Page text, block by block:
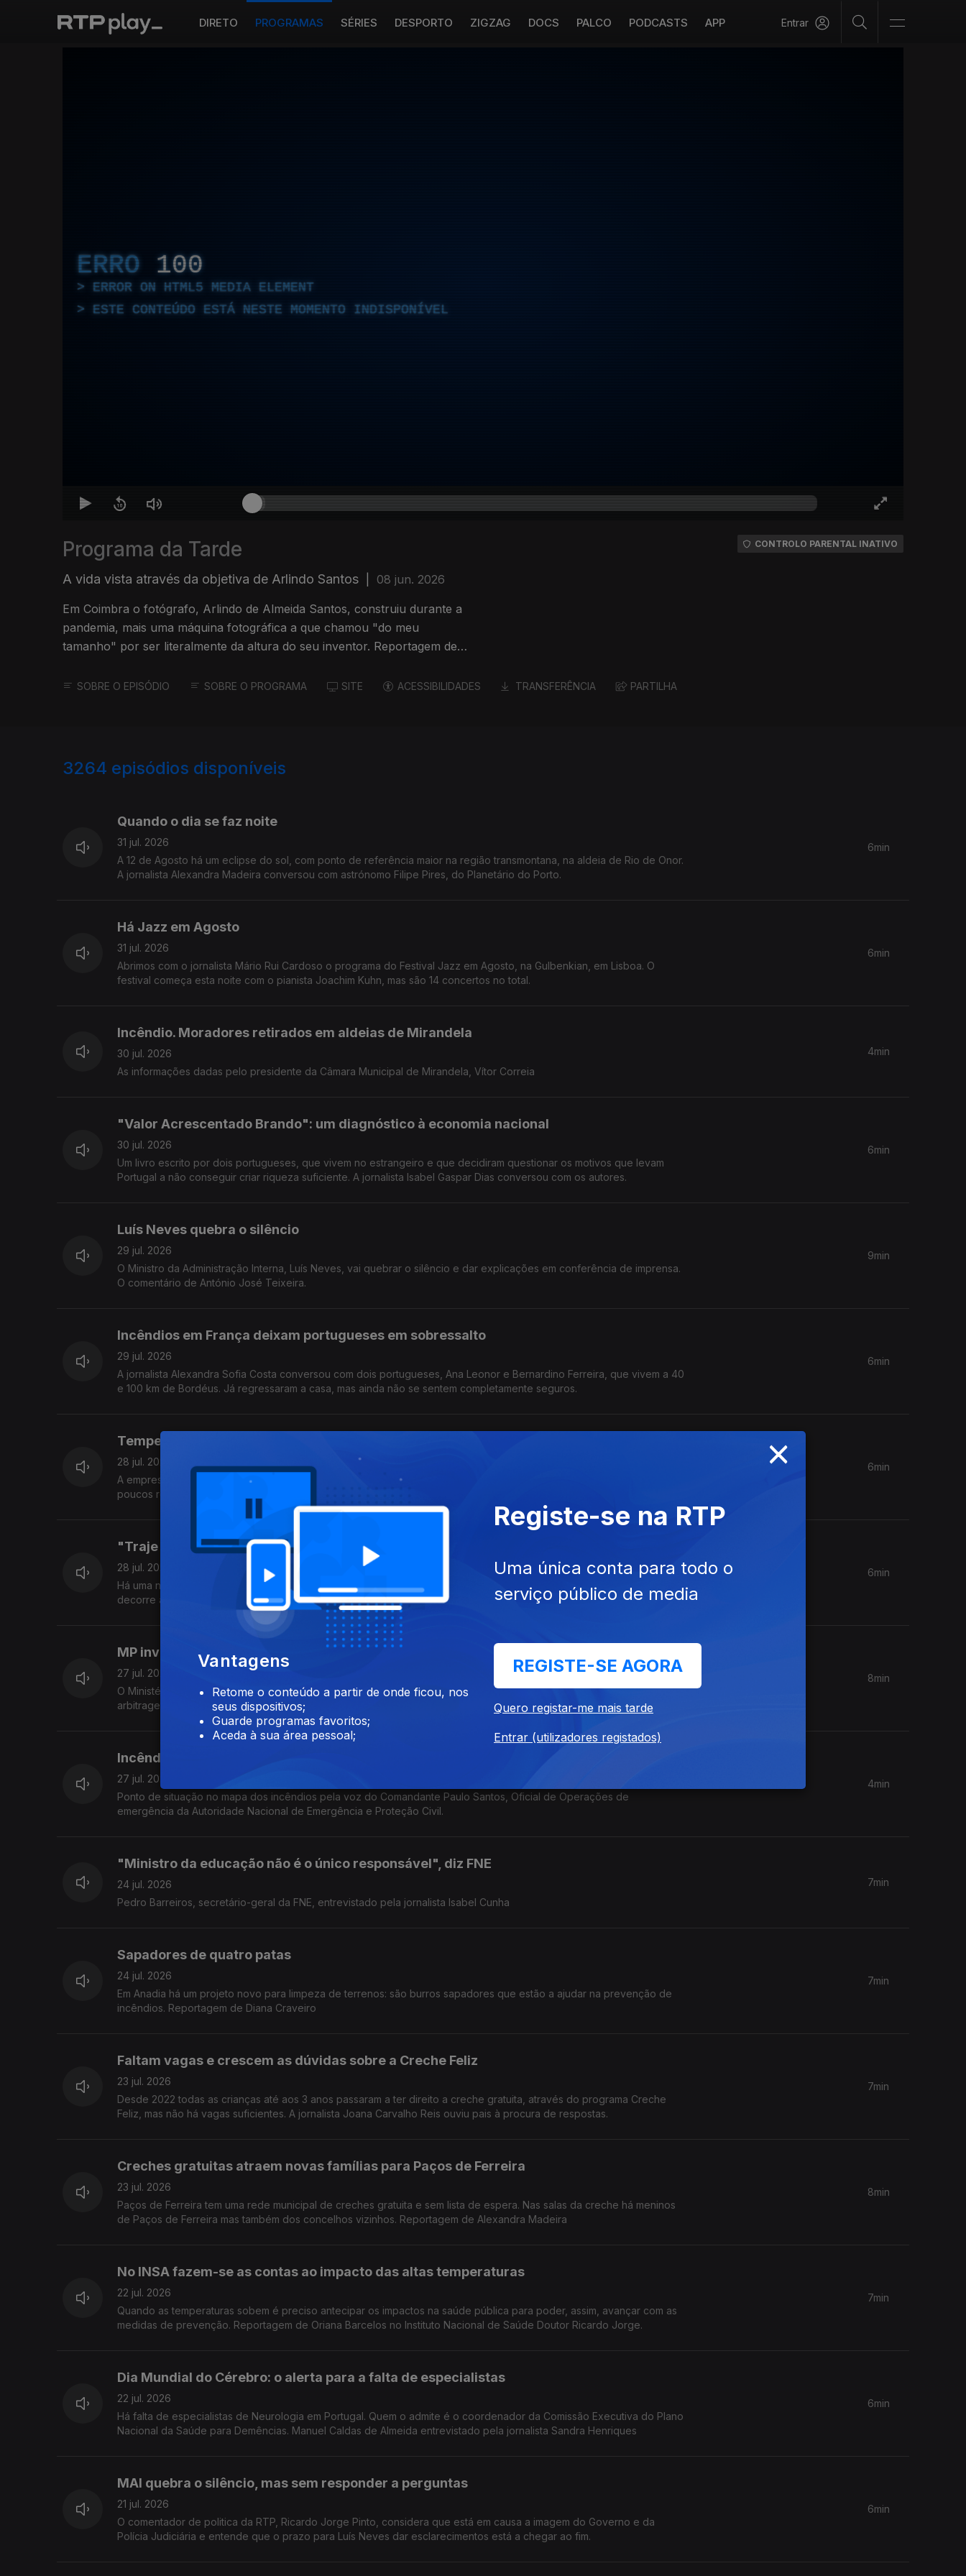
DIRETO PROGRAMAS SÉRIES DESPORTO ZIGZAG DOCS PALCO PODCASTS APP Entrar
ERRO 100
ERROR ON HTML5 MEDIA ELEMENT
ESTE CONTEÚDO ESTÁ NESTE MOMENTO INDISPONÍVEL
Programa da Tarde
A vida vista através da objetiva de Arlindo Santos 08 jun. 2026
Em Coimbra o fotógrafo, Arlindo de Almeida Santos, construiu durante a
pandemia, mais uma máquina fotográfica a que chamou "do meu
tamanho" por ser literalmente da altura do seu inventor. Reportagem de
CONTROLO PARENTAL INATIVO
SOBRE O EPISÓDIO SOBRE O PROGRAMA SITE ACESSIBILIDADES TRANSFERÊNCIA PARTILHA
3264 episódios disponíveis
Quando o dia se faz noite
31 jul. 2026
A 12 de Agosto há um eclipse do sol, com ponto de referência maior na região transmontana, na aldeia de Rio de Onor.
A jornalista Alexandra Madeira conversou com astrónomo Filipe Pires, do Planetário do Porto.
6min
Há Jazz em Agosto
31 jul. 2026
Abrimos com o jornalista Mário Rui Cardoso o programa do Festival Jazz em Agosto, na Gulbenkian, em Lisboa. O
festival começa esta noite com o pianista Joachim Kuhn, mas são 14 concertos no total.
6min
Incêndio. Moradores retirados em aldeias de Mirandela
30 jul. 2026
As informações dadas pelo presidente da Câmara Municipal de Mirandela, Vítor Correia
4min
"Valor Acrescentado Brando": um diagnóstico à economia nacional
30 jul. 2026
Um livro escrito por dois portugueses, que vivem no estrangeiro e que decidiram questionar os motivos que levam
Portugal a não conseguir criar riqueza suficiente. A jornalista Isabel Gaspar Dias conversou com os autores.
6min
Luís Neves quebra o silêncio
29 jul. 2026
O Ministro da Administração Interna, Luís Neves, vai quebrar o silêncio e dar explicações em conferência de imprensa.
O comentário de António José Teixeira.
9min
Incêndios em França deixam portugueses em sobressalto
29 jul. 2026
A jornalista Alexandra Sofia Costa conversou com dois portugueses, Ana Leonor e Bernardino Ferreira, que vivem a 40
e 100 km de Bordéus. Já regressaram a casa, mas ainda não se sentem completamente seguros.
6min
Tempestade Kristin ainda deixa marcas na Perfilcor 6 meses depois
28 jul. 2026
A empresa Perfilcor de alumínios, em Vermoil, no concelho de Pombal, ficou destruída com a tempestade Kristin. Aos
poucos regressaram ao trabalho mas ainda há muito trabalho a fazer. Reportagem de Horácio Antunes
6min
"Traje para Todos": uma exposição para ver com as mãos
28 jul. 2026
Há uma nova forma de descobrir o traje histórico, através do toque. Durante um mês no Museu Nacional dos Coches
decorre a exposição "Traje para Todos". Reportagem de Arlinda Brandão
6min
MP investiga arbitragem portuguesa
27 jul. 2026
O Ministério Público confirmou a existência de um inquérito a decorrer sobre alegadas interferências no setor da
arbitragem do futebol português. O comentário de Pedro Henriques, ex-jogador e comentador Antena1.
8min
Incêndios: o mapa nacional
27 jul. 2026
Ponto de situação no mapa dos incêndios pela voz do Comandante Paulo Santos, Oficial de Operações de
emergência da Autoridade Nacional de Emergência e Proteção Civil.
4min
"Ministro da educação não é o único responsável", diz FNE
24 jul. 2026
Pedro Barreiros, secretário-geral da FNE, entrevistado pela jornalista Isabel Cunha
7min
Sapadores de quatro patas
24 jul. 2026
Em Anadia há um projeto novo para limpeza de terrenos: são burros sapadores que estão a ajudar na prevenção de
incêndios. Reportagem de Diana Craveiro
7min
Faltam vagas e crescem as dúvidas sobre a Creche Feliz
23 jul. 2026
Desde 2022 todas as crianças até aos 3 anos passaram a ter direito a creche gratuita, através do programa Creche
Feliz, mas não há vagas suficientes. A jornalista Joana Carvalho Reis ouviu pais à procura de respostas.
7min
Creches gratuitas atraem novas famílias para Paços de Ferreira
23 jul. 2026
Paços de Ferreira tem uma rede municipal de creches gratuita e sem lista de espera. Nas salas da creche há meninos
de Paços de Ferreira mas também dos concelhos vizinhos. Reportagem de Alexandra Madeira
8min
No INSA fazem-se as contas ao impacto das altas temperaturas
22 jul. 2026
Quando as temperaturas sobem é preciso antecipar os impactos na saúde pública para poder, assim, avançar com as
medidas de prevenção. Reportagem de Oriana Barcelos no Instituto Nacional de Saúde Doutor Ricardo Jorge.
7min
Dia Mundial do Cérebro: o alerta para a falta de especialistas
22 jul. 2026
Há falta de especialistas de Neurologia em Portugal. Quem o admite é o coordenador da Comissão Executiva do Plano
Nacional da Saúde para Demências. Manuel Caldas de Almeida entrevistado pela jornalista Sandra Henriques
6min
MAI quebra o silêncio, mas sem responder a perguntas
21 jul. 2026
O comentador de politica da RTP, Ricardo Jorge Pinto, considera que está em causa a imagem do Governo e da
Polícia Judiciária e entende que o prazo para Luís Neves dar esclarecimentos está a chegar ao fim.
6min
×
Vantagens
Retome o conteúdo a partir de onde ficou, nos
seus dispositivos;
Guarde programas favoritos;
Aceda à sua área pessoal;
Registe-se na RTP
Uma única conta para todo o
serviço público de media
REGISTE-SE AGORA
Quero registar-me mais tarde
Entrar (utilizadores registados)